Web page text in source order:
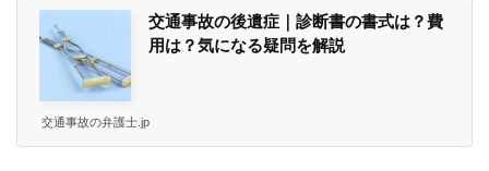
交通事故の後遺症｜診断書の書式は？費
用は？気になる疑問を解説
交通事故の弁護士.jp